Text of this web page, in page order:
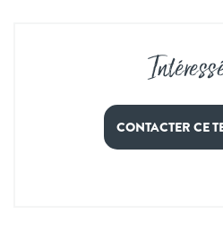
CONTACTER CE